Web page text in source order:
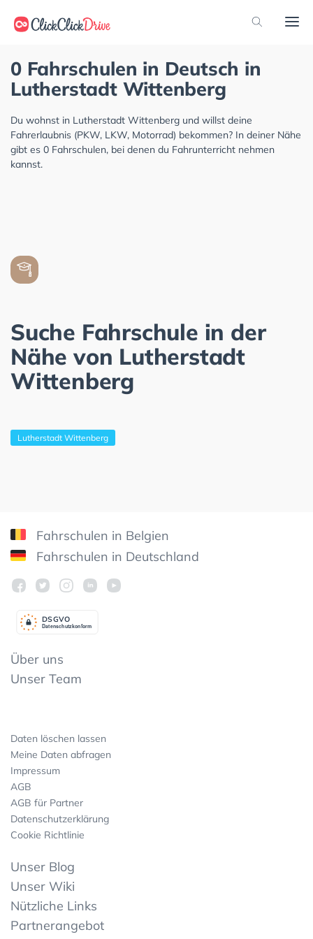
0 Fahrschulen in Deutsch in
Lutherstadt Wittenberg
Du wohnst in Lutherstadt Wittenberg und willst deine
Fahrerlaubnis (PKW, LKW, Motorrad) bekommen? In deiner Nähe
gibt es 0 Fahrschulen, bei denen du Fahrunterricht nehmen
kannst.
Suche Fahrschule in der
Nähe von Lutherstadt
Wittenberg
Lutherstadt Wittenberg
Fahrschulen in Belgien
Fahrschulen in Deutschland
Datenschutzkonform
DSGVO
Über uns
Unser Team
Daten löschen lassen
Meine Daten abfragen
Impressum
AGB
AGB für Partner
Datenschutzerklärung
Cookie Richtlinie
Unser Blog
Unser Wiki
Nützliche Links
Partnerangebot